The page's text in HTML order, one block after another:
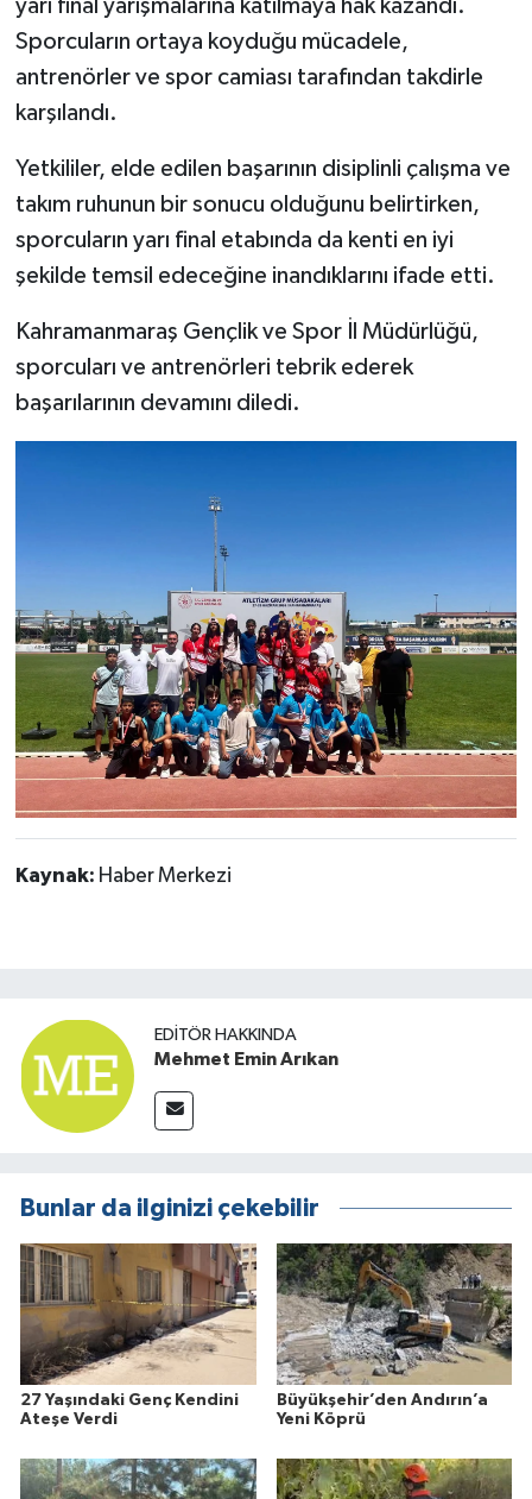
yarı final yarışmalarına katılmaya hak kazandı.
Sporcuların ortaya koyduğu mücadele,
antrenörler ve spor camiası tarafından takdirle
karşılandı.
Yetkililer, elde edilen başarının disiplinli çalışma ve
takım ruhunun bir sonucu olduğunu belirtirken,
sporcuların yarı final etabında da kenti en iyi
şekilde temsil edeceğine inandıklarını ifade etti.
Kahramanmaraş Gençlik ve Spor İl Müdürlüğü,
sporcuları ve antrenörleri tebrik ederek
başarılarının devamını diledi.
Kaynak: Haber Merkezi
EDITÖR HAKKINDA
Mehmet Emin Arıkan
Bunlar da ilginizi çekebilir
27 Yaşındaki Genç Kendini
Ateşe Verdi
Büyükşehir’den Andırın’a
Yeni Köprü